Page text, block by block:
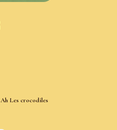
Ah Les crocodiles